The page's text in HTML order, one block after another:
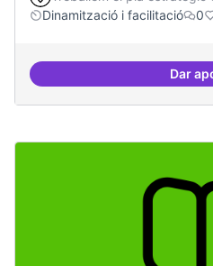
Dinamització i facilitació
0
Dar